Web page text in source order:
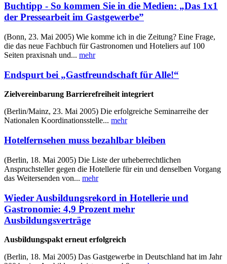
Buchtipp - So kommen Sie in die Medien: „Das 1x1
der Pressearbeit im Gastgewerbe”
(Bonn, 23. Mai 2005) Wie komme ich in die Zeitung? Eine Frage,
die das neue Fachbuch für Gastronomen und Hoteliers auf 100
Seiten praxisnah und... mehr
Endspurt bei „Gastfreundschaft für Alle!“
Zielvereinbarung Barrierefreiheit integriert
(Berlin/Mainz, 23. Mai 2005) Die erfolgreiche Seminarreihe der
Nationalen Koordinationsstelle... mehr
Hotelfernsehen muss bezahlbar bleiben
(Berlin, 18. Mai 2005) Die Liste der urheberrechtlichen
Anspruchsteller gegen die Hotellerie für ein und denselben Vorgang
das Weitersenden von... mehr
Wieder Ausbildungsrekord in Hotellerie und
Gastronomie: 4,9 Prozent mehr
Ausbildungsverträge
Ausbildungspakt erneut erfolgreich
(Berlin, 18. Mai 2005) Das Gastgewerbe in Deutschland hat im Jahr